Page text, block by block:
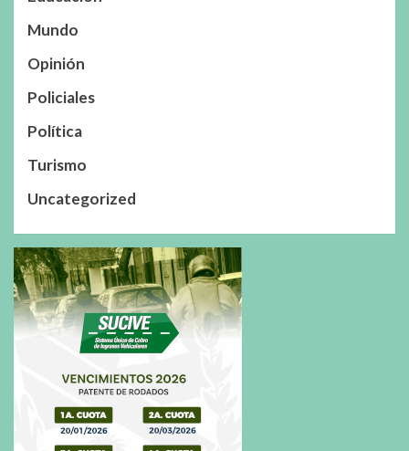
Mundo
Opinión
Policiales
Política
Turismo
Uncategorized